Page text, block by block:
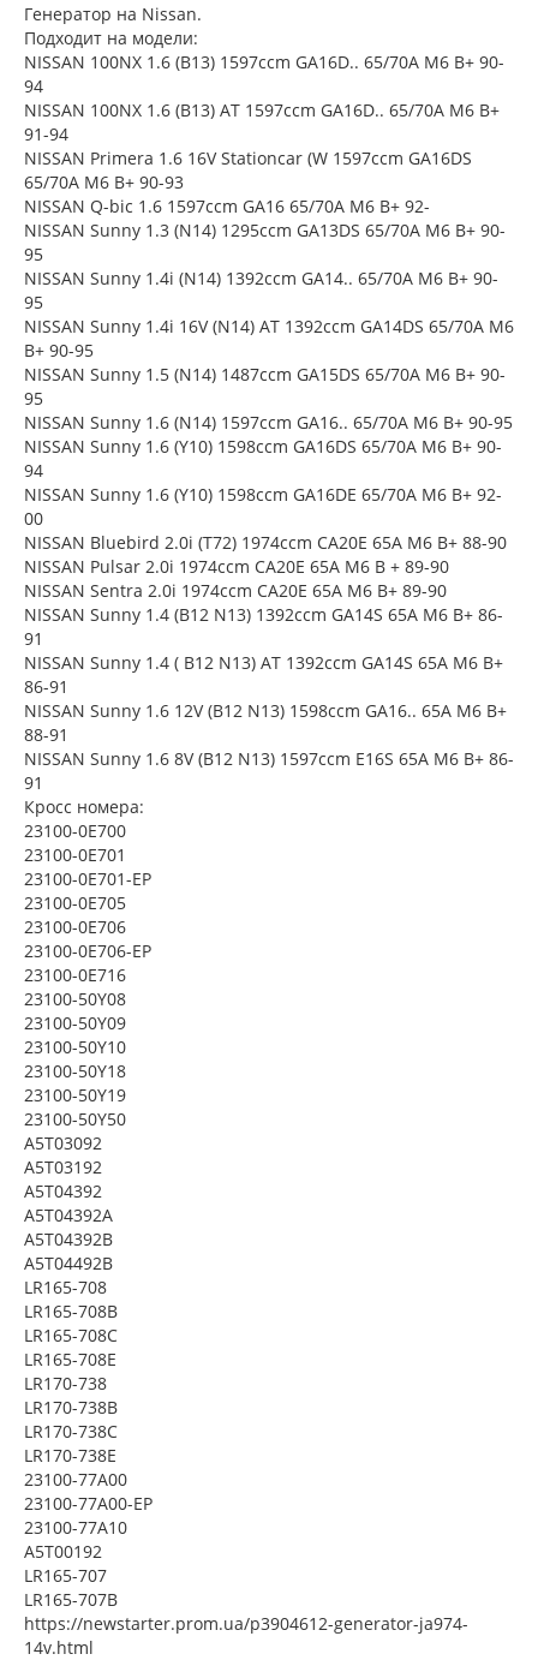
Генератор на Nissan.
Подходит на модели:
NISSAN 100NX 1.6 (B13) 1597ccm GA16D.. 65/70A M6 B+ 90-
94
NISSAN 100NX 1.6 (B13) AT 1597ccm GA16D.. 65/70A M6 B+
91-94
NISSAN Primera 1.6 16V Stationcar (W 1597ccm GA16DS
65/70A M6 B+ 90-93
NISSAN Q-bic 1.6 1597ccm GA16 65/70A M6 B+ 92-
NISSAN Sunny 1.3 (N14) 1295ccm GA13DS 65/70A M6 B+ 90-
95
NISSAN Sunny 1.4i (N14) 1392ccm GA14.. 65/70A M6 B+ 90-
95
NISSAN Sunny 1.4i 16V (N14) AT 1392ccm GA14DS 65/70A M6
B+ 90-95
NISSAN Sunny 1.5 (N14) 1487ccm GA15DS 65/70A M6 B+ 90-
95
NISSAN Sunny 1.6 (N14) 1597ccm GA16.. 65/70A M6 B+ 90-95
NISSAN Sunny 1.6 (Y10) 1598ccm GA16DS 65/70A M6 B+ 90-
94
NISSAN Sunny 1.6 (Y10) 1598ccm GA16DE 65/70A M6 B+ 92-
00
NISSAN Bluebird 2.0i (T72) 1974ccm CA20E 65A M6 B+ 88-90
NISSAN Pulsar 2.0i 1974ccm CA20E 65A M6 B + 89-90
NISSAN Sentra 2.0i 1974ccm CA20E 65A M6 B+ 89-90
NISSAN Sunny 1.4 (B12 N13) 1392ccm GA14S 65A M6 B+ 86-
91
NISSAN Sunny 1.4 ( B12 N13) AT 1392ccm GA14S 65A M6 B+
86-91
NISSAN Sunny 1.6 12V (B12 N13) 1598ccm GA16.. 65A M6 B+
88-91
NISSAN Sunny 1.6 8V (B12 N13) 1597ccm E16S 65A M6 B+ 86-
91
Кросс номера:
23100-0E700
23100-0E701
23100-0E701-EP
23100-0E705
23100-0E706
23100-0E706-EP
23100-0E716
23100-50Y08
23100-50Y09
23100-50Y10
23100-50Y18
23100-50Y19
23100-50Y50
A5T03092
A5T03192
A5T04392
A5T04392A
A5T04392B
A5T04492B
LR165-708
LR165-708B
LR165-708C
LR165-708E
LR170-738
LR170-738B
LR170-738C
LR170-738E
23100-77A00
23100-77A00-EP
23100-77A10
A5T00192
LR165-707
LR165-707B
https://newstarter.prom.ua/p3904612-generator-ja974-
14v.html